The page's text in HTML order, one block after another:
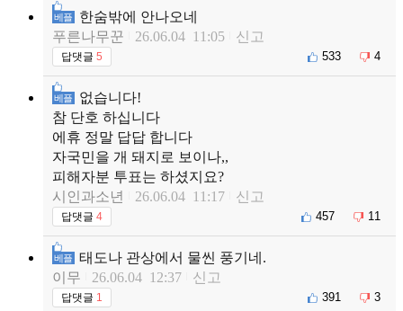
베플
한숨밖에 안나오네
푸른나무꾼
26.06.04 11:05 신고
답댓글 5 533 4
베플
없습니다!
참 단호 하십니다
에휴 정말 답답 합니다
자국민을 개 돼지로 보이나,,
피해자분 투표는 하셨지요?
시인과소년
26.06.04 11:17 신고
답댓글 4 457 11
베플
태도나 관상에서 물씬 풍기네.
이무
26.06.04 12:37 신고
답댓글 1 391 3